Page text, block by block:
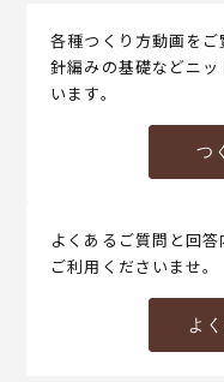
各種つくり方動画を
針編みの基礎などニ
います。
つ
よくあるご質問と回
ご利用くださいませ。
よ